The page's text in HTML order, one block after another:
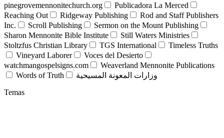
pinegrovemennonitechurch.org
Publicadora La Merced
Reaching Out
Ridgeway Publishing
Rod and Staff Publishers
Inc.
Scroll Publishing
Sermon on the Mount Publishing
Sharon Mennonite Bible Institute
Still Waters Ministries
Stoltzfus Christian Library
TGS International
Timeless Truths
Vineyard Laborer
Voces del Desierto
watchmangospelsigns.com
Weaverland Mennonite Publications
Words of Truth
وزارات المعونة المسيحية
Temas